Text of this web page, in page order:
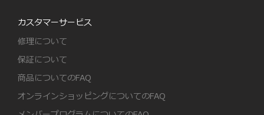
カスタマーサービス
修理について
保証について
商品についてのFAQ
オンラインショッピングについてのFAQ